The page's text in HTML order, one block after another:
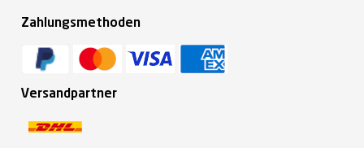
Zahlungsmethoden
Versandpartner